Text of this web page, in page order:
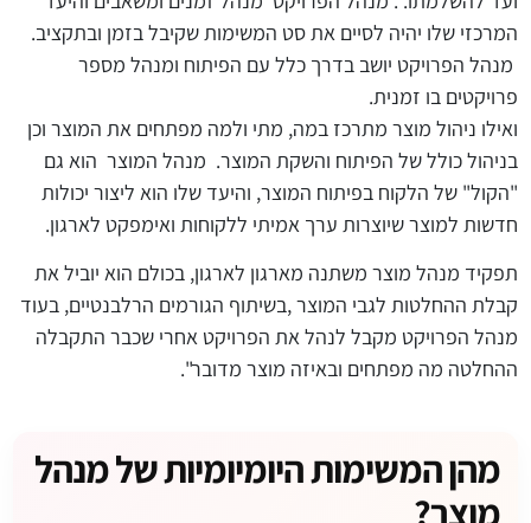
המרכזי שלו יהיה לסיים את סט המשימות שקיבל בזמן ובתקציב.
מנהל הפרויקט יושב בדרך כלל עם הפיתוח ומנהל מספר
פרויקטים בו זמנית.
ואילו ניהול מוצר מתרכז במה, מתי ולמה מפתחים את המוצר וכן
בניהול כולל של הפיתוח והשקת המוצר. מנהל המוצר הוא גם
"הקול" של הלקוח בפיתוח המוצר, והיעד שלו הוא ליצור יכולות
חדשות למוצר שיוצרות ערך אמיתי ללקוחות ואימפקט לארגון.
תפקיד מנהל מוצר משתנה מארגון לארגון, בכולם הוא יוביל את
קבלת ההחלטות לגבי המוצר ,בשיתוף הגורמים הרלבנטיים, בעוד
מנהל הפרויקט מקבל לנהל את הפרויקט אחרי שכבר התקבלה
ההחלטה מה מפתחים ובאיזה מוצר מדובר".
מהן המשימות היומיומיות של מנהל
מוצר?